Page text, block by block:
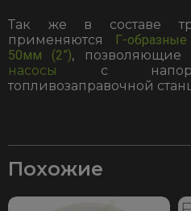
Так же в составе
применяются
Г-
50мм (2”), позволяющие
насосы
с
топливозаправочной
Похожие